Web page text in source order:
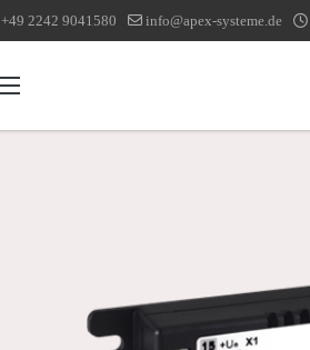
+49 2242 9041580 info@apex-systeme.de